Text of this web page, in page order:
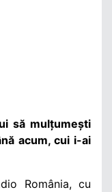
să mulțumești
acum, cui i-ai
România, cu